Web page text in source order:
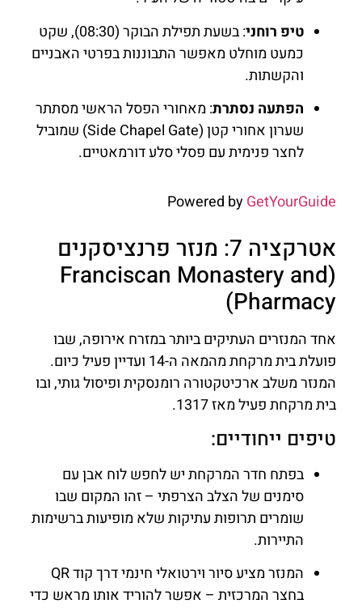
טיפ רוחני
: בשעת תפילת הבוקר (08:30), שקט
כמעט מוחלט מאפשר התבוננות בפרטי האבניים
והקשתות.
הפתעה נסתרת: מאחורי הפסל הראשי מסתתר
שערון אחורי קטן (Side Chapel Gate) שמוביל
לחצר פנימית עם פסלי סלע דורמאטיים.
Powered byGetYourGuide
אטרקציה 7: מנזר פרנציסקנים
(Franciscan Monastery and
Pharmacy)
אחד המנזרים העתיקים ביותר במזרח אירופה, שבו
פועלת בית מרקחת מהמאה ה-14 ועדיין פעיל כיום.
המנזר משלב ארכיטקטורה רומנסקית ופיסול גותי, ובו
בית מרקחת פעיל מאז 1317.
טיפים ייחודיים:
בפתח חדר המרקחת יש לחפש לוח אבן עם
סימנים של הצלב הצרפתי – זהו המקום שבו
שומרים תרופות עתיקות שלא מופיעות ברשימות
התיירות.
המנזר מציע סיור וירטואלי חינמי דרך קוד QR
בחצר המרכזית – אפשר להוריד אותו מראש כדי